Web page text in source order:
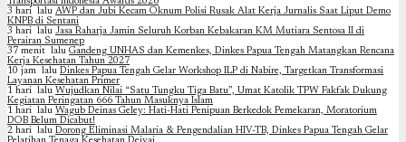
3 hari lalu AWP dan Jubi Kecam Oknum Polisi Rusak Alat Kerja Jurnalis Saat Liput Demo
KNPB di Sentani
3 hari lalu Jasa Raharja Jamin Seluruh Korban Kebakaran KM Mutiara Sentosa II di
Perairan Sumenep
37 menit lalu Gandeng UNHAS dan Kemenkes, Dinkes Papua Tengah Matangkan Rencana
Kerja Kesehatan Tahun 2027
10 jam lalu Dinkes Papua Tengah Gelar Workshop ILP di Nabire, Targetkan Transformasi
Layanan Kesehatan Primer
1 hari lalu Wujudkan Nilai “Satu Tungku Tiga Batu”, Umat Katolik TPW Fakfak Dukung
Kegiatan Peringatan 666 Tahun Masuknya Islam
1 hari lalu Wagub Deinas Geley: Hati-Hati Penipuan Berkedok Pemekaran, Moratorium
DOB Belum Dicabut!
2 hari lalu Dorong Eliminasi Malaria & Pengendalian HIV-TB, Dinkes Papua Tengah Gelar